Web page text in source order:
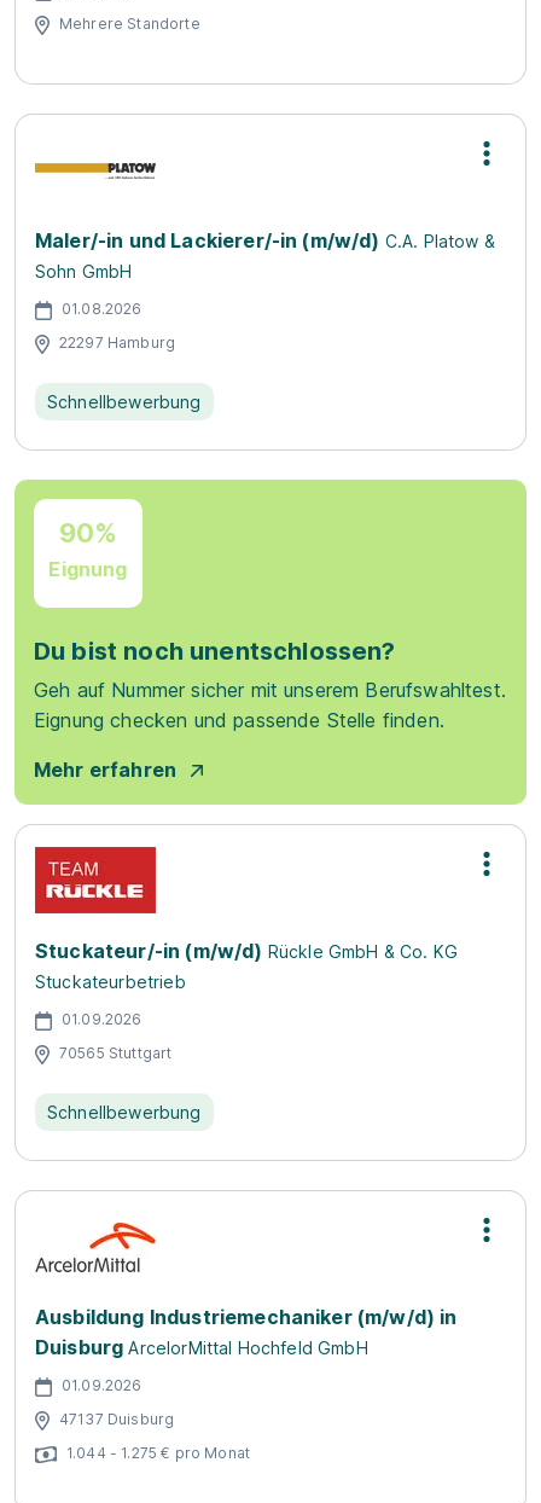
Mehrere Standorte
Maler/-in und Lackierer/-in (m/w/d) C.A. Platow &
Sohn GmbH
01.08.2026
22297 Hamburg
Schnellbewerbung
90%
Eignung
Du bist noch unentschlossen?
Geh auf Nummer sicher mit unserem Berufswahltest.
Eignung checken und passende Stelle finden.
Mehr erfahren
Stuckateur/-in (m/w/d) Rückle GmbH & Co. KG
Stuckateurbetrieb
01.09.2026
70565 Stuttgart
Schnellbewerbung
Ausbildung Industriemechaniker (m/w/d) in
Duisburg ArcelorMittal Hochfeld GmbH
01.09.2026
47137 Duisburg
1.044 - 1.275 € pro Monat